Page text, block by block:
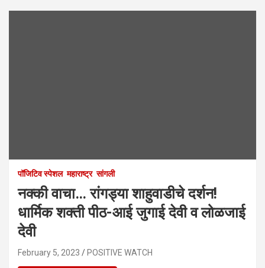
पॉजिटिव स्पेशल महाराष्ट्र सांगली
नक्की वाचा… रांगड्या शाहुवाडीचे दर्शन!
धार्मिक शक्ती पीठ-आई जुगाई देवी व लोळजाई
देवी
February 5, 2023 POSITIVE WATCH